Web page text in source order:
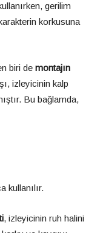
gerilim
korkusuna
biri de montajın
izleyicinin kalp
Bu bağlamda,
kullanılır.
, izleyicinin ruh halini